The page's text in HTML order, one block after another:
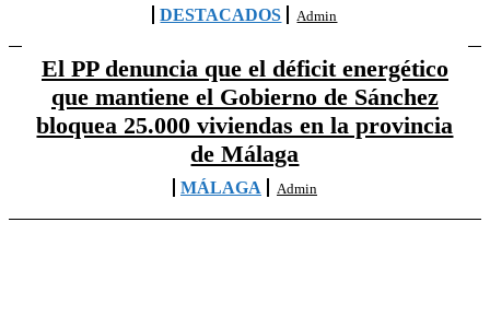
DESTACADOS Admin
El PP denuncia que el déficit energético
que mantiene el Gobierno de Sánchez
bloquea 25.000 viviendas en la provincia
de Málaga
MÁLAGA Admin